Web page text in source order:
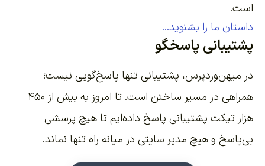
است.
داستان ما را بشنوید...
پشتیبانی پاسخگو
در میهن‌وردپرس، پشتیبانی تنها پاسخ‌گویی نیست؛
همراهی در مسیر ساختن است. تا امروز به بیش از ۴۵۰
هزار تیکت پشتیبانی پاسخ داده‌ایم تا هیچ پرسشی
بی‌پاسخ و هیچ مدیر سایتی در میانه راه تنها نماند.